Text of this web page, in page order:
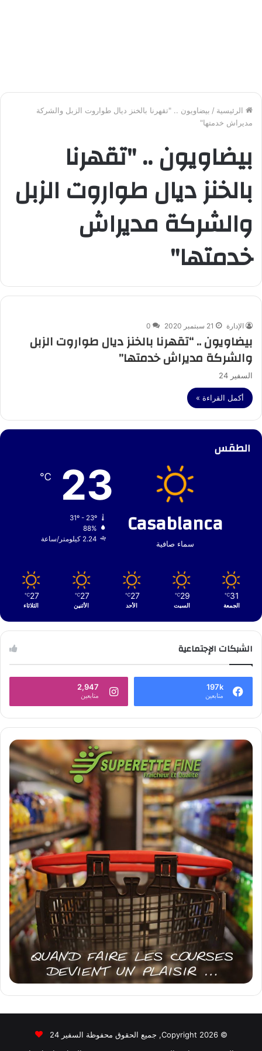
الرئيسية / بيضاويون .. "تقهرنا بالخنز ديال طواروت الزبل والشركة
مديراش خدمتها"
بيضاويون .. "تقهرنا
بالخنز ديال طواروت الزبل
والشركة مديراش
خدمتها"
الإدارة 21 سبتمبر 2020 0
بيضاويون .. “تقهرنا بالخنز ديال طواروت الزبل
والشركة مديراش خدمتها”
السفير 24
أكمل القراءة »
الطقس
Casablanca
سماء صافية
23
℃
31º - 23º
88%
2.24 كيلومتر/ساعة
31
℃
الجمعة
29
℃
السبت
27
℃
الأحد
27
℃
الأثنين
27
℃
الثلاثاء
الشبكات الإجتماعية
197k
متابعين
2,947
متابعين
© Copyright 2026, جميع الحقوق محفوظة السفير 24